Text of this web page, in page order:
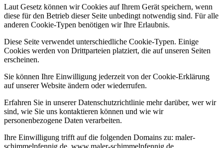
Laut Gesetz können wir Cookies auf Ihrem Gerät speichern, wenn
diese für den Betrieb dieser Seite unbedingt notwendig sind. Für alle
anderen Cookie-Typen benötigen wir Ihre Erlaubnis.
Diese Seite verwendet unterschiedliche Cookie-Typen. Einige
Cookies werden von Drittparteien platziert, die auf unseren Seiten
erscheinen.
Sie können Ihre Einwilligung jederzeit von der Cookie-Erklärung
auf unserer Website ändern oder wiederrufen.
Erfahren Sie in unserer Datenschutzrichtlinie mehr darüber, wer wir
sind, wie Sie uns kontaktieren können und wie wir
personenbezogene Daten verarbeiten.
Ihre Einwilligung trifft auf die folgenden Domains zu: maler-
schimmelpfennig.de, www.maler-schimmelpfennig.de